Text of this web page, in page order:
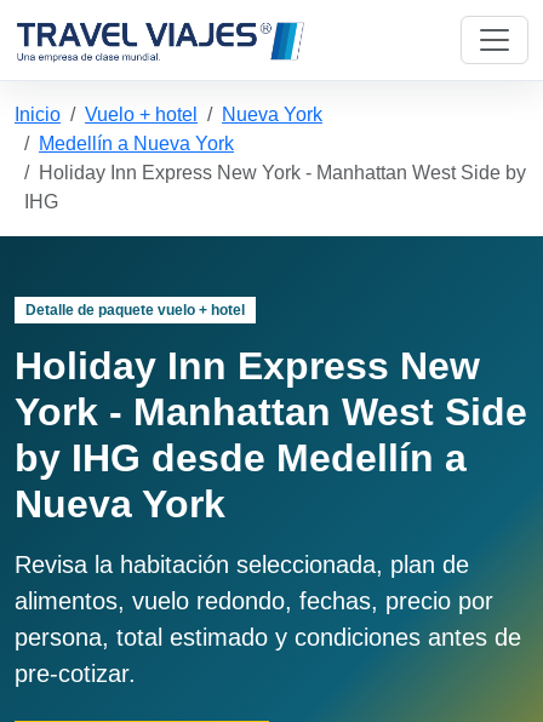
Inicio Vuelo + hotel
Nueva York
Medellín a Nueva York
Holiday Inn Express New York - Manhattan West Side by
IHG
Detalle de paquete vuelo + hotel
Holiday Inn Express New
York - Manhattan West Side
by IHG desde Medellín a
Nueva York
Revisa la habitación seleccionada, plan de
alimentos, vuelo redondo, fechas, precio por
persona, total estimado y condiciones antes de
pre-cotizar.